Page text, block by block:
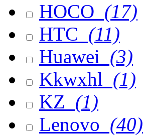
HOCO (17)
HTC (11)
Huawei (3)
Kkwxhl (1)
KZ (1)
Lenovo (40)